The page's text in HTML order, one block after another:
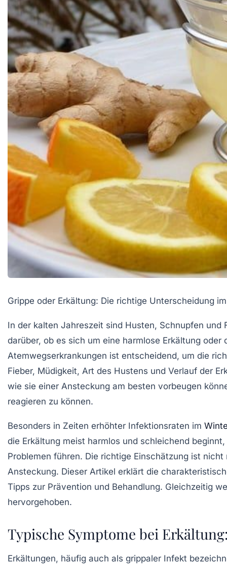
Grippe oder Erkältung: Die richtige Unterscheidung
In der kalten Jahreszeit sind Husten, Schnupfen
darüber, ob es sich um eine harmlose Erkältung
Atemwegserkrankungen ist entscheidend, um die
Fieber, Müdigkeit, Art des Hustens und Verlauf der
wie sie einer Ansteckung am besten vorbeugen
reagieren zu können.
Besonders in Zeiten erhöhter Infektionsraten im
die Erkältung meist harmlos und schleichend
Problemen führen. Die richtige Einschätzung ist
Ansteckung. Dieser Artikel erklärt die
Tipps zur Prävention und Behandlung. Gleichzeitig
hervorgehoben.
Typische Symptome bei
Erkältungen, häufig auch als grippaler Infekt